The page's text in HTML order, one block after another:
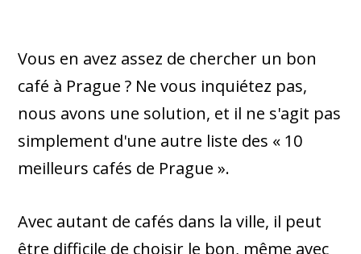
Vous en avez assez de chercher un bon
café à Prague ? Ne vous inquiétez pas,
nous avons une solution, et il ne s'agit pas
simplement d'une autre liste des « 10
meilleurs cafés de Prague ».
Avec autant de cafés dans la ville, il peut
être difficile de choisir le bon, même avec